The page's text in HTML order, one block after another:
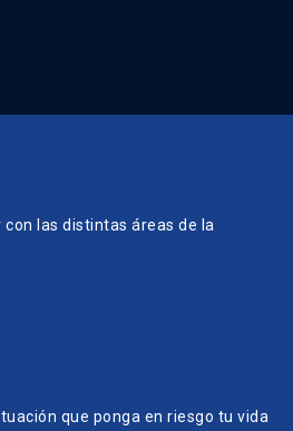
las distintas áreas de la
que ponga en riesgo tu vida